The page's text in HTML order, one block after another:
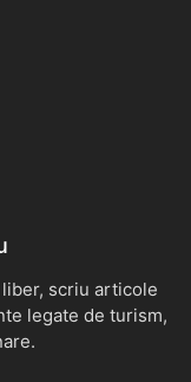
scriu articole
legate de turism,